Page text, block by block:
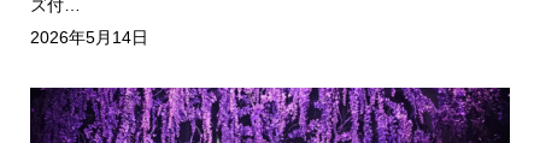
ズ付…
2026年5月14日